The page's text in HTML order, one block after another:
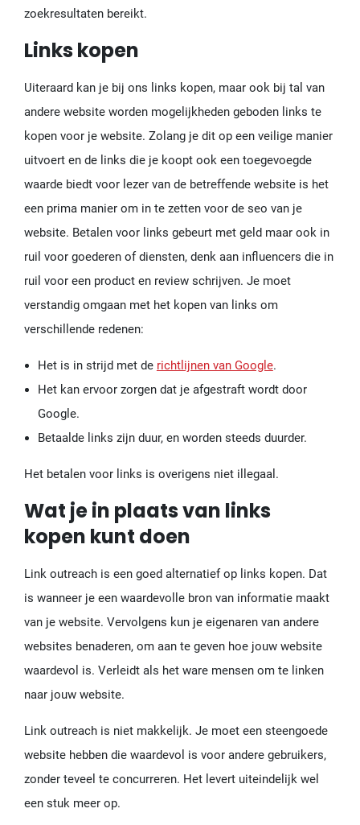
zoekresultaten bereikt.
Links kopen
Uiteraard kan je bij ons links kopen, maar ook bij tal van
andere website worden mogelijkheden geboden links te
kopen voor je website. Zolang je dit op een veilige manier
uitvoert en de links die je koopt ook een toegevoegde
waarde biedt voor lezer van de betreffende website is het
een prima manier om in te zetten voor de seo van je
website. Betalen voor links gebeurt met geld maar ook in
ruil voor goederen of diensten, denk aan influencers die in
ruil voor een product en review schrijven. Je moet
verstandig omgaan met het kopen van links om
verschillende redenen:
Het is in strijd met de richtlijnen van Google.
Het kan ervoor zorgen dat je afgestraft wordt door
Google.
Betaalde links zijn duur, en worden steeds duurder.
Het betalen voor links is overigens niet illegaal.
Wat je in plaats van links
kopen kunt doen
Link outreach is een goed alternatief op links kopen. Dat
is wanneer je een waardevolle bron van informatie maakt
van je website. Vervolgens kun je eigenaren van andere
websites benaderen, om aan te geven hoe jouw website
waardevol is. Verleidt als het ware mensen om te linken
naar jouw website.
Link outreach is niet makkelijk. Je moet een steengoede
website hebben die waardevol is voor andere gebruikers,
zonder teveel te concurreren. Het levert uiteindelijk wel
een stuk meer op.